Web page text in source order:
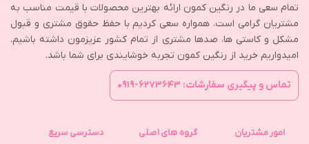
تمام سعی ما در رنگین کمون ارائه بهترین محصولات با قیمت مناسب به
مشتریان گرامی است. همواره سعی کردیم با حفظ حقوق مشتری و قبول
مشکل و کاستی ها، صدها مشتری از تمام کشور عزیزمون داشته باشیم.
امیدواریم خرید از رنگین کمون تجربه خوشایندی برای شما باشد.
تماس و پیگیری سفارشات: ۶۲۷۳۶۴۳-۰۹۱۹
امور مشتریان گروه های اصلی دسترسی سریع